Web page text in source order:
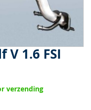
V 1.6 FSI
verzending